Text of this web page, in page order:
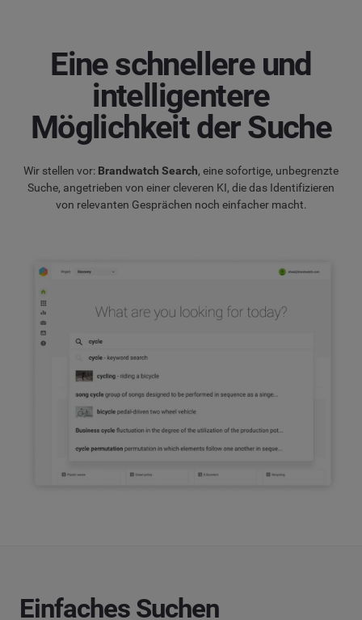
Eine schnellere und
intelligentere
Möglichkeit der Suche
Wir stellen vor: Brandwatch Search, eine sofortige, unbegrenzte
Suche, angetrieben von einer cleveren KI, die das Identifizieren
von relevanten Gesprächen noch einfacher macht.
Einfaches Suchen